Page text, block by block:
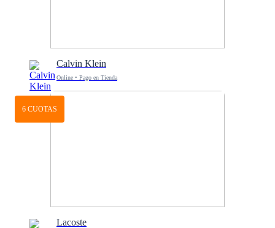
Calvin Klein
Online • Pago en Tienda
6 CUOTAS
Lacoste